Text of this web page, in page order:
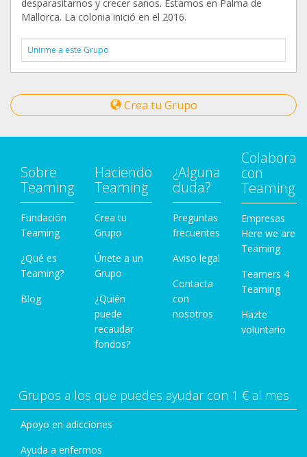
desparasitarnos y crecer sanos. Estamos en Palma de
Mallorca. La colonia inició en el 2016.
Unirme a este Grupo
Crea tu Grupo
Sobre
Teaming
Fundación
Teaming
¿Qué es
Teaming?
Blog
Haciendo
Teaming
Crea tu
Grupo
Únete a un
Grupo
¿Quién
puede
recaudar
fondos?
¿Alguna
duda?
Preguntas
frecuentes
Aviso legal
Contacta
con
nosotros
Colabora
con
Teaming
Empresas
Here we are
Teaming
Teamers 4
Teaming
Hazte
voluntario
Grupos a los que puedes ayudar con 1 € al mes
Apoyo en adicciones
Ayuda a enfermos